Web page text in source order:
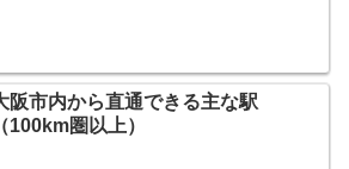
阪市内から直通できる主な駅
（100km圏以上）